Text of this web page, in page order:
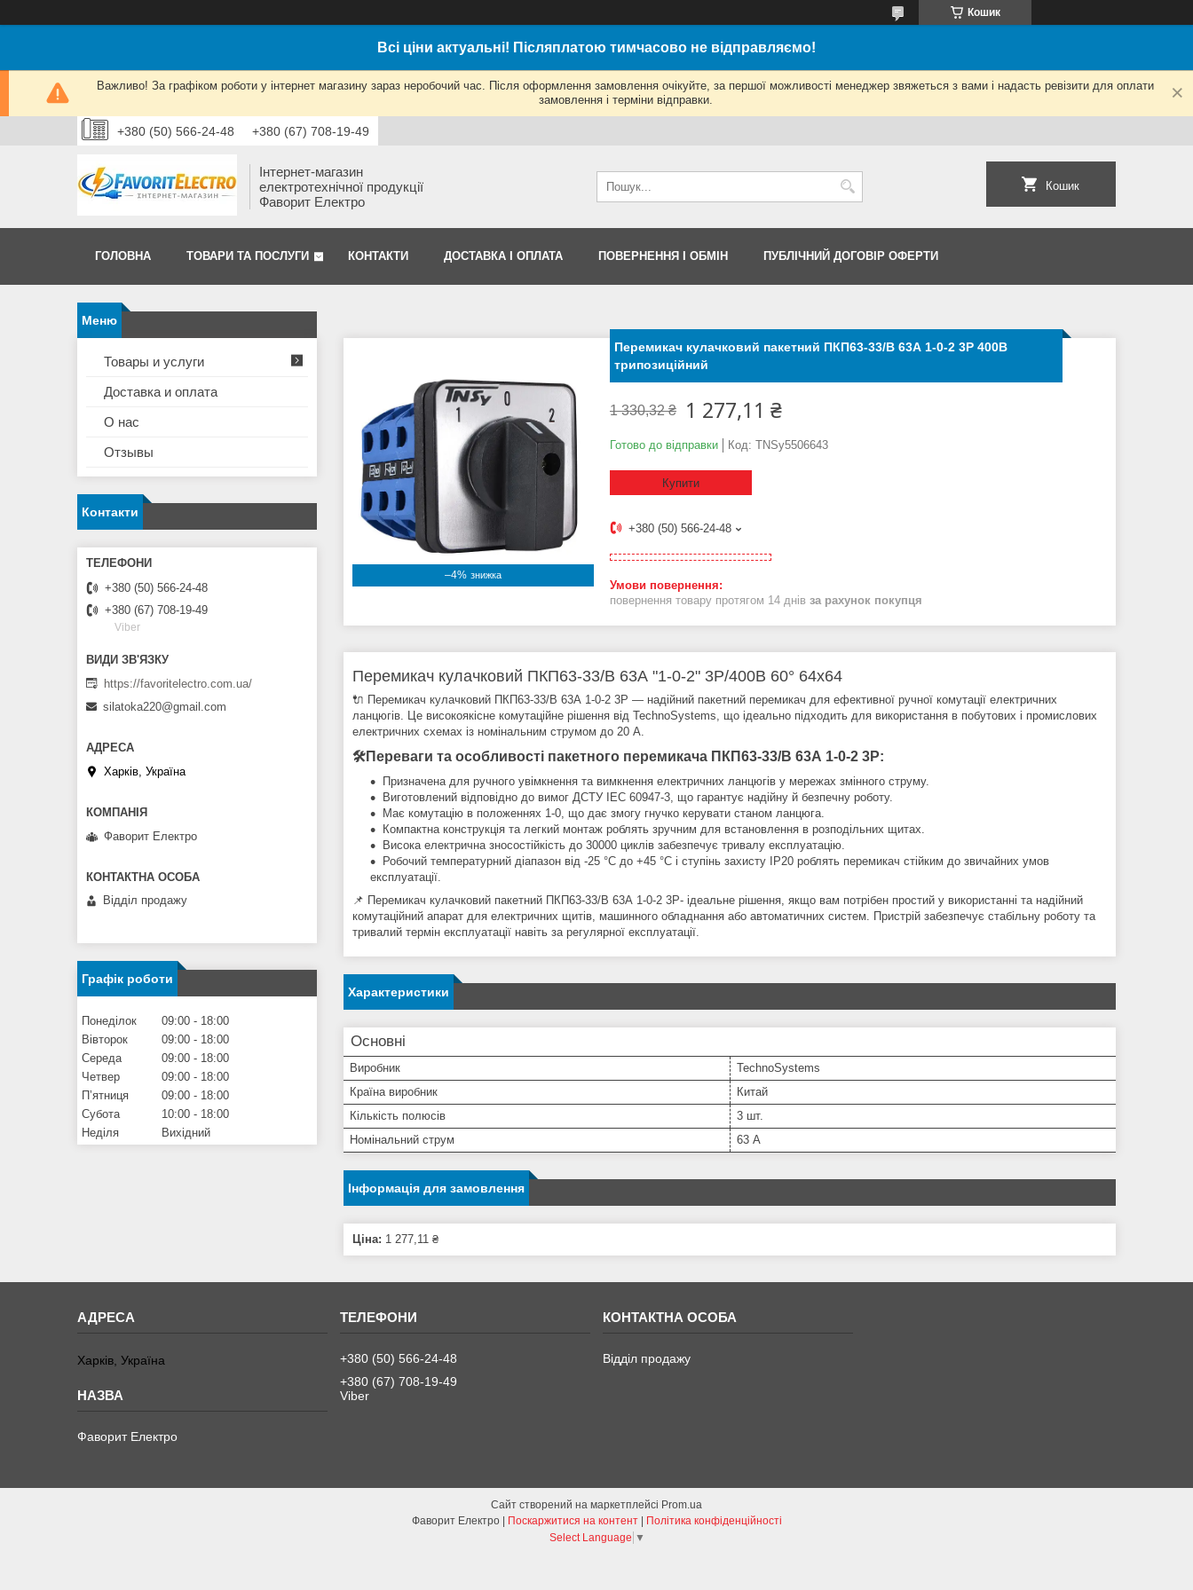
Кошик
Всі ціни актуальні! Післяплатою тимчасово не відправляємо!
Важливо! За графіком роботи у інтернет магазину зараз неробочий час. Після оформлення замовлення очікуйте, за першої можливості менеджер звяжеться з вами і надасть ревізити для оплати
замовлення і терміни відправки.
+380 (50) 566-24-48 +380 (67) 708-19-49
Інтернет-магазин
електротехнічної продукції
Фаворит Електро
Кошик
ГОЛОВНА ТОВАРИ ТА ПОСЛУГИ КОНТАКТИ ДОСТАВКА І ОПЛАТА ПОВЕРНЕННЯ І ОБМІН ПУБЛІЧНИЙ ДОГОВІР ОФЕРТИ
–4%
Перемикач кулачковий пакетний ПКП63-33/В 63А 1-0-2 3Р 400B
трипозиційний
1 330,32 ₴ 1 277,11 ₴
Готово до відправки Код: TNSy5506643
Купити
+380 (50) 566-24-48
повернення товару протягом 14 днів за рахунок покупця
Перемикач кулачковий ПКП63-33/В 63А "1-0-2" 3Р/400B 60° 64х64
🔌 Перемикач кулачковий ПКП63-33/В 63А 1-0-2 3Р — надійний пакетний перемикач для ефективної ручної комутації електричних
ланцюгів. Це високоякісне комутаційне рішення від TechnoSystems, що ідеально підходить для використання в побутових і промислових
електричних схемах із номінальним струмом до 20 А.
🛠Переваги та особливості пакетного перемикача ПКП63-33/В 63А 1-0-2 3Р:
Призначена для ручного увімкнення та вимкнення електричних ланцюгів у мережах змінного струму.
Виготовлений відповідно до вимог ДСТУ IEC 60947-3, що гарантує надійну й безпечну роботу.
Має комутацію в положеннях 1-0, що дає змогу гнучко керувати станом ланцюга.
Компактна конструкція та легкий монтаж роблять зручним для встановлення в розподільних щитах.
Висока електрична зносостійкість до 30000 циклів забезпечує тривалу експлуатацію.
Робочий температурний діапазон від -25 °C до +45 °C і ступінь захисту IP20 роблять перемикач стійким до звичайних умов
експлуатації.
📌 Перемикач кулачковий пакетний ПКП63-33/В 63А 1-0-2 3Р- ідеальне рішення, якщо вам потрібен простий у використанні та надійний
комутаційний апарат для електричних щитів, машинного обладнання або автоматичних систем. Пристрій забезпечує стабільну роботу та
тривалий термін експлуатації навіть за регулярної експлуатації.
Характеристики
Основні
Виробник
TechnoSystems
Країна виробник
Китай
Кількість полюсів
3 шт.
Номінальний струм
63 А
Інформація для замовлення
Ціна: 1 277,11 ₴
Товары и услуги
Доставка и оплата
О нас
Отзывы
Контакти
+380 (50) 566-24-48
+380 (67) 708-19-49
Viber
https://favoritelectro.com.ua/
silatoka220@gmail.com
Харків, Україна
Фаворит Електро
Відділ продажу
Графік роботи
Понеділок 09:00
18:00
Вівторок
09:00
18:00
Середа
09:00
18:00
Четвер
09:00
18:00
Пʼятниця
09:00
18:00
Субота
10:00
18:00
Неділя
Вихідний
Харків, Україна
Фаворит Електро
+380 (50) 566-24-48
+380 (67) 708-19-49
Viber
Відділ продажу
Сайт створений на маркетплейсі Prom.ua
Поскаржитися на контент
Політика конфіденційності
Select Language ▼